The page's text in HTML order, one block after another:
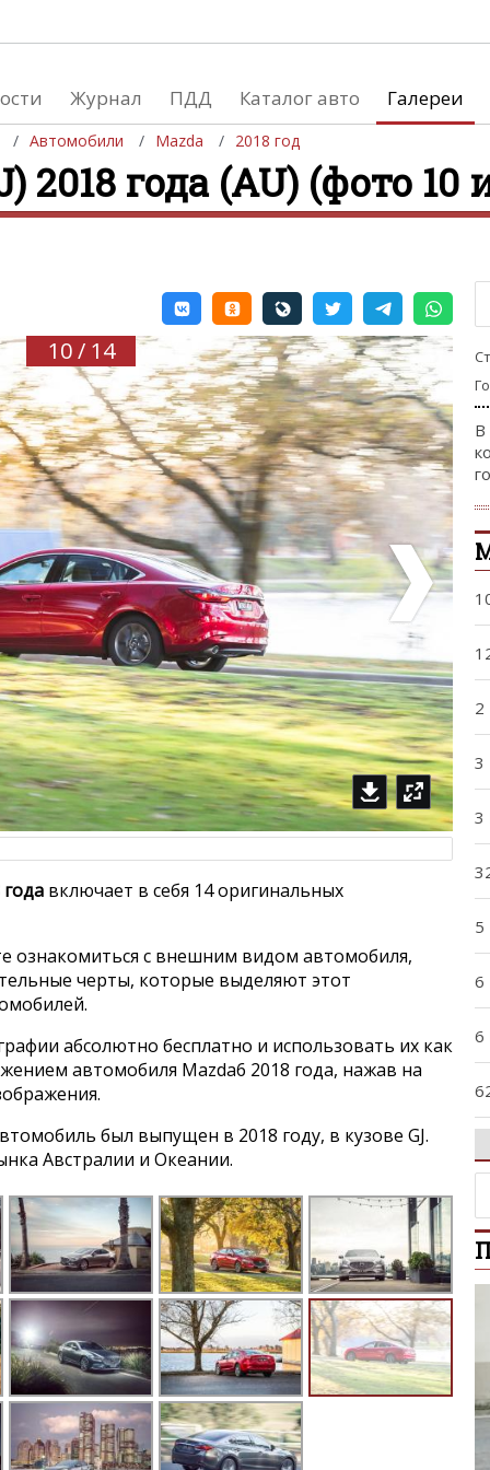
Журнал ПДД Каталог авто Галереи
Автомобили Mazda 2018 год
2018 года (AU) (фото 10
и автомобили
и мото
Автосалоны
Список мировых автосалонов
10 / 14
включает в себя 14 оригинальных
ознакомиться с внешним видом автомобиля,
черты, которые выделяют этот
абсолютно бесплатно и использовать их как
автомобиля Mazda6 2018 года, нажав на
был выпущен в 2018 году, в кузове GJ.
Австралии и Океании.
В
2
3
3
5
6
6